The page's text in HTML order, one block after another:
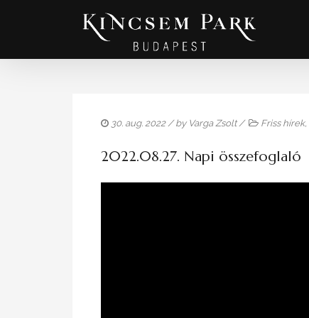
30. aug. 2022/ by Varga Zsolt/ Friss hírek,
2022.08.27. Napi összefoglaló